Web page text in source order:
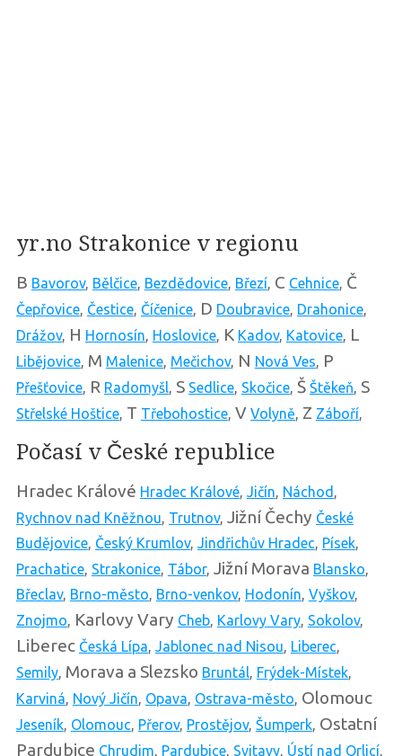
yr.no Strakonice v regionu
B Bavorov, Bělčice, Bezdědovice, Březí, C Cehnice, Č
Čepřovice, Čestice, Číčenice, D Doubravice, Drahonice,
Drážov, H Hornosín, Hoslovice, K Kadov, Katovice, L
Libějovice, M Malenice, Mečichov, N Nová Ves, P
Přešťovice, R Radomyšl, S Sedlice, Skočice, Š Štěkeň, S
Střelské Hoštice, T Třebohostice, V Volyně, Z Záboří,
Počasí v České republice
Hradec Králové Hradec Králové, Jičín, Náchod ,
Rychnov nad Kněžnou, Trutnov, Jižní Čechy České
Budějovice, Český Krumlov, Jindřichův Hradec, Písek,
Prachatice, Strakonice, Tábor, Jižní Morava Blansko,
Břeclav, Brno-město, Brno-venkov, Hodonín, Vyškov,
Znojmo, Karlovy Vary Cheb, Karlovy Vary, Sokolov,
Liberec Česká Lípa, Jablonec nad Nisou, Liberec,
Semily, Morava a Slezsko Bruntál, Frýdek-Místek,
Karviná, Nový Jičín, Opava, Ostrava-město, Olomouc
Jeseník, Olomouc, Přerov, Prostějov, Šumperk, Ostatní
Pardubice Chrudim, Pardubice, Svitavy, Ústí nad Orlicí,